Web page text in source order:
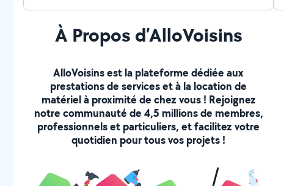
À Propos d’AlloVoisins
AlloVoisins est la plateforme dédiée aux
prestations de services et à la location de
matériel à proximité de chez vous ! Rejoignez
notre communauté de 4,5 millions de membres,
professionnels et particuliers, et facilitez votre
quotidien pour tous vos projets !